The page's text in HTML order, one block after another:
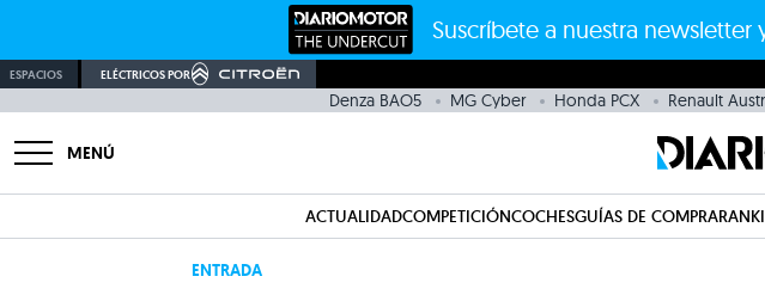
Suscríbete a nuestra
ESPACIOS ELÉCTRICOS POR
Denza BAO5 MG Cyber Honda PCX Renault
MENÚ
ACTUALIDADCOMPETICIÓNCOCHESGUÍAS DE COMPRA
ENTRADA